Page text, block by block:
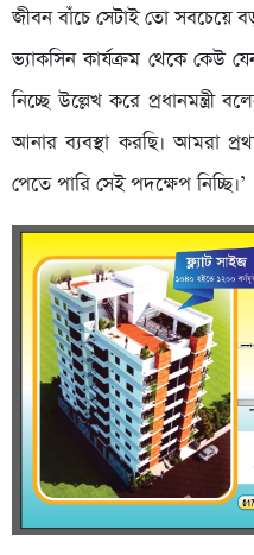
জীবন বাঁচে সেটাই তো সবচেয়ে
ভ্যাকসিন কার্যক্রম থেকে কেউ
নিচ্ছে উল্লেখ করে প্রধানমন্ত্রী
আনার ব্যবস্থা করছি। আমরা
পেতে পারি সেই পদক্ষেপ নিচ্ছি।’